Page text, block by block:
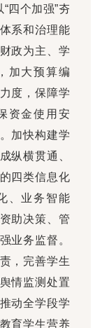
四个加强”夯
系和治理能
政为主、学
加大预算编
度，保障学
资金使用安
加快构建学
纵横贯通、
四类信息化
、业务智能
助决策、管
业务监督。
，完善学生
情监测处置
动全学段学
育学生营养